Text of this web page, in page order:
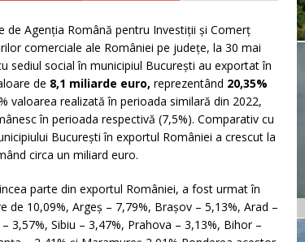
Agenția Română pentru Investiții și Comerț
comerciale ale României pe județe, la 30 mai
sediul social în municipiul București au exportat în
de 8,1 miliarde euro, reprezentând 20,35%
valoarea realizată în perioada similară din 2022,
în perioada respectivă (7,5%). Comparativ cu
București în exportul României a crescut la
circa un miliard euro.
parte din exportul României, a fost urmat în
10,09%, Argeș – 7,79%, Brașov – 5,13%, Arad –
3,57%, Sibiu – 3,47%, Prahova – 3,13%, Bihor –